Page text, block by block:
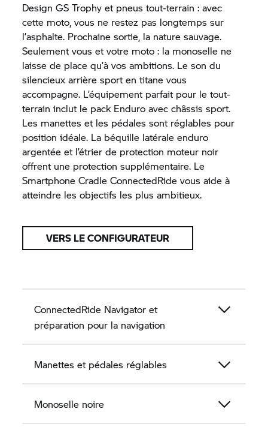
DesignGS Trophy et pneus tout-terrain : avec
cette moto, vous ne restez pas longtemps sur
l’asphalte. Prochaine sortie, la nature sauvage.
Seulement vous et votre moto : la monoselle ne
laisse de place qu’à vos ambitions. Le son du
silencieux arrière sport en titane vous
accompagne. L’équipement parfait pour le tout-
terrain inclut le pack Enduro avec châssis sport.
Les manettes et les pédales sont réglables pour
position idéale. La béquille latérale enduro
argentée et l’étrier de protection moteur noir
offrent une protection supplémentaire. Le
Smartphone Cradle ConnectedRide vous aide à
atteindre les objectifs les plus ambitieux.
VERS LE CONFIGURATEUR
ConnectedRide Navigator et
préparation pour la navigation
Manettes et pédales réglables
Monoselle noire